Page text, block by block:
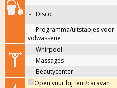
- Disco
- Programma/uitstapjes voor
volwassene
- Whirpool
- Massages
- Beautycenter
Open vuur bij tent/caravan